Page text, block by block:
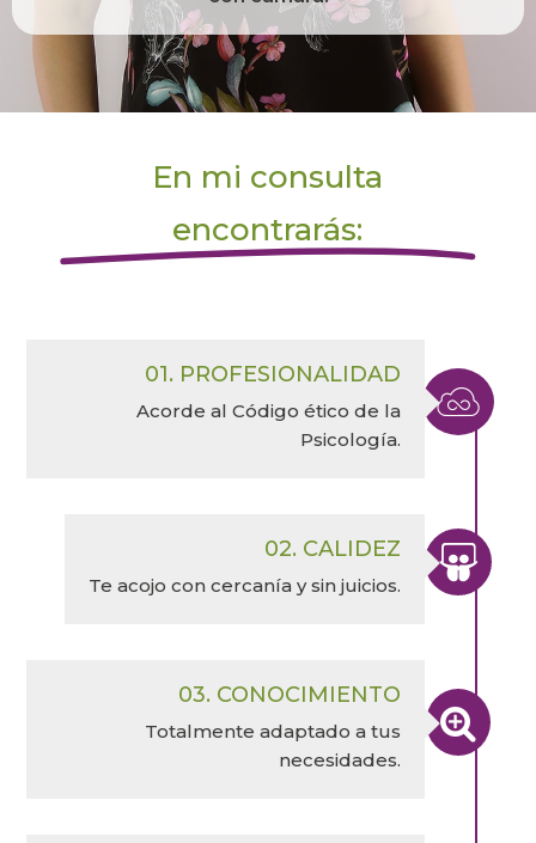
En mi consulta
encontrarás:

01. PROFESIONALIDAD
Acorde al Código ético de la
Psicología.

02. CALIDEZ
Te acojo con cercanía y sin juicios.

03. CONOCIMIENTO
Totalmente adaptado a tus
necesidades.